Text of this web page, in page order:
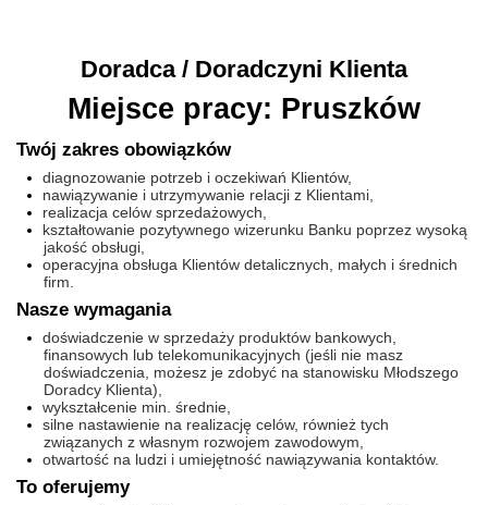
Doradca / Doradczyni Klienta
Miejsce pracy: Pruszków
Twój zakres obowiązków
diagnozowanie potrzeb i oczekiwań Klientów,
nawiązywanie i utrzymywanie relacji z Klientami,
realizacja celów sprzedażowych,
kształtowanie pozytywnego wizerunku Banku poprzez wysoką
jakość obsługi,
operacyjna obsługa Klientów detalicznych, małych i średnich
firm.
Nasze wymagania
doświadczenie w sprzedaży produktów bankowych,
finansowych lub telekomunikacyjnych (jeśli nie masz
doświadczenia, możesz je zdobyć na stanowisku Młodszego
Doradcy Klienta),
wykształcenie min. średnie,
silne nastawienie na realizację celów, również tych
związanych z własnym rozwojem zawodowym,
otwartość na ludzi i umiejętność nawiązywania kontaktów.
To oferujemy